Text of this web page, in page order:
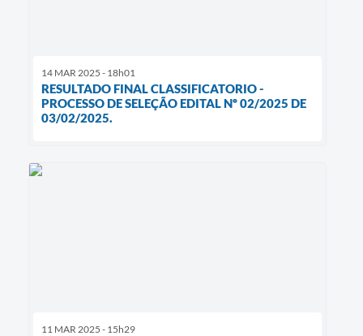
14 MAR 2025 - 18h01
RESULTADO FINAL CLASSIFICATORIO -
PROCESSO DE SELEÇÃO EDITAL Nº 02/2025 DE
03/02/2025.
11 MAR 2025 - 15h29